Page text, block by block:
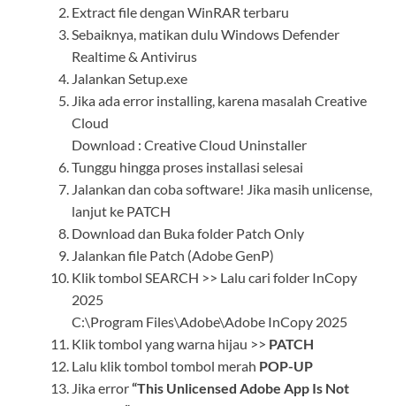
Extract filedengan WinRAR terbaru
Sebaiknya, matikan dulu Windows Defender
Realtime & Antivirus
Jalankan Setup.exe
Jika ada error installing, karena masalah Creative
Cloud
Download : Creative Cloud Uninstaller
Tunggu hingga proses installasi selesai
Jalankan dan coba software! Jika masih unlicense,
lanjut ke PATCH
Download dan Buka folder Patch Only
Jalankan file Patch (Adobe GenP)
Klik tombol SEARCH >> Lalu cari folder InCopy
2025
C:\Program Files\Adobe\Adobe InCopy 2025
Klik tombol yang warna hijau >> PATCH
Lalu klik tombol tombol merah POP-UP
Jika error“This Unlicensed Adobe App Is Not